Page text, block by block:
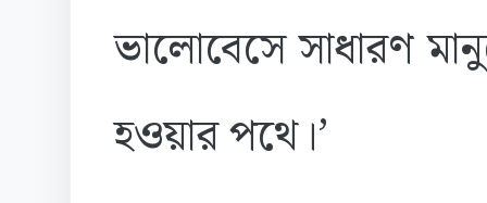
ভালোবেসে সাধারণ
হওয়ার পথে।’